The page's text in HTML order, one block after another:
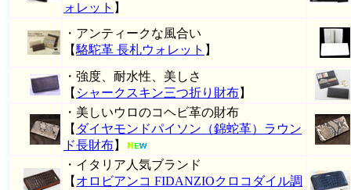
ォレット 】
・アンティークな風合い
【駱駝革 長札ウォレット 】
・強度、耐水性、美しさ
【 シャークスキン三つ折り財布】
・美しいウロのコヘビ革の財布
【 ダイヤモンドパイソン（錦蛇革）ラウン
ド長財布】
・イタリア人気ブランド
【 オロビアンコ FIDANZIOクロコダイル調